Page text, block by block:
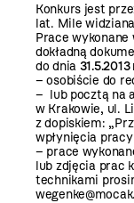
Konkurs jest
lat. Mile
Prace
dokładną
do dnia 31.5.2013
– osobiście do
– lub pocztą na
w Krakowie, ul.
z dopiskiem:
wpłynięcia
– prace
lub zdjęcia prac
technikami